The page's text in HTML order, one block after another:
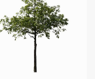
無料ダウンロード